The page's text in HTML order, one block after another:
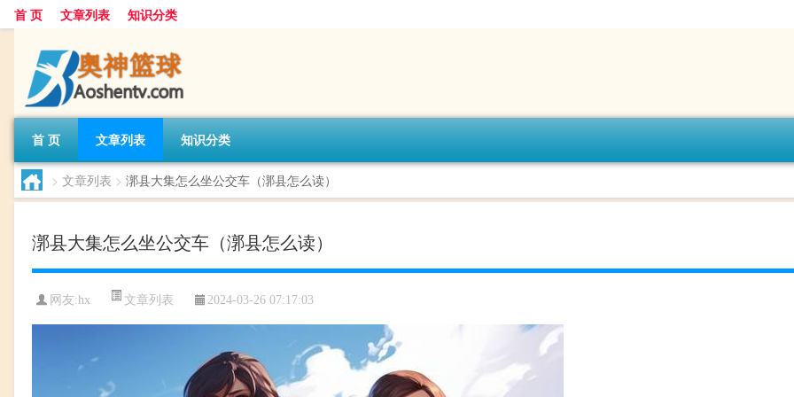
首 页 文章列表 知识分类
首 页 文章列表 知识分类
> 文章列表 > 漷县大集怎么坐公交车（漷县怎么读）
漷县大集怎么坐公交车（漷县怎么读）
网友:hx 文章列表 2024-03-26 07:17:03